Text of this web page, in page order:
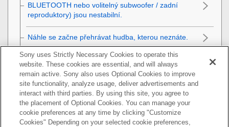
BLUETOOTH nebo volitelný subwoofer / zadní
reproduktory) jsou nestabilní.
Náhle se začne přehrávat hudba, kterou neznáte.
Reproduktorový systém nelze vypnout nebo nelze
použít možnost [Advanced Settings]. / Při stisknutí
tlačítka napájení se na displeji na čelním panelu
zobrazí [.DEMO] a reproduktorový systém nelze
vypnout.
SlužbuSpotifynelze použít tlačítkemMUSIC
Sony uses Strictly Necessary Cookies to operate this
website. These cookies are essential, and will always
remain active. Sony also uses Optional Cookies to improve
site functionality, analyze usage, deliver advertisements and
interact with third parties. By using this site, you agree to
the placement of Optional Cookies. You can manage your
cookie preferences at any time by clicking "Customize
Cookies" Depending on your selected cookie preferences,